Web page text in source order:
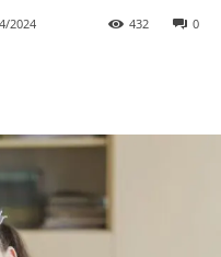
2024 0
432